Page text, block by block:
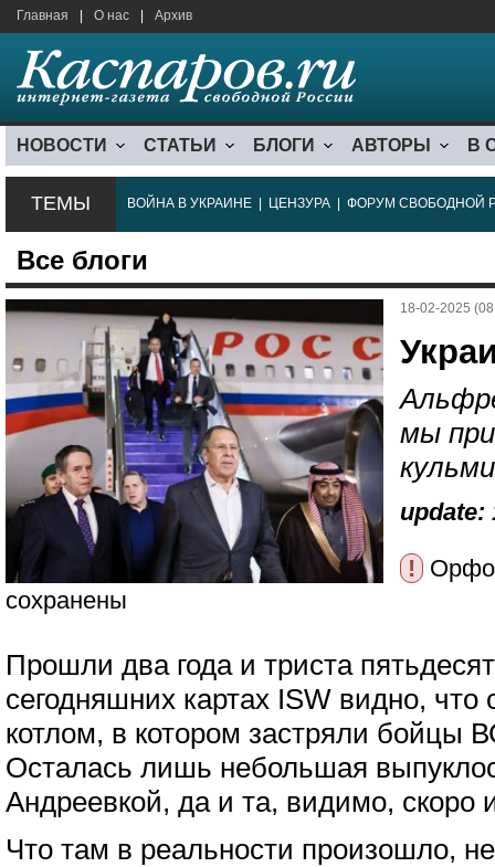
Главная О нас Архив
НОВОСТИ СТАТЬИ БЛОГИ АВТОРЫ В
ТЕМЫ ВОЙНА В УКРАИНЕ ЦЕНЗУРА ФОРУМ СВОБОДНОЙ
Все блоги
18-02-2025
мы
update:
!
сохранены
Прошли два года и триста
сегодняшних картах ISW видно, что
котлом, в котором застряли бойцы
Осталась лишь небольшая
Андреевкой, да и та, видимо, скоро
Что там в реальности произошло,